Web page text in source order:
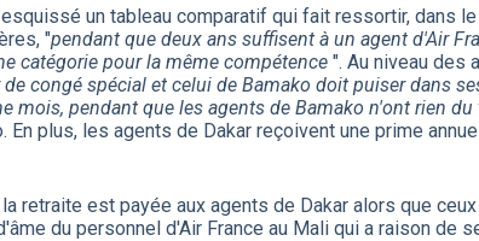
un tableau comparatif qui fait ressortir, dans
"pendant que deux ans suffisent à un agent d'Air
catégorie pour la même compétence ". Au niveau des
congé spécial et celui de Bamako doit puiser dans
mois, pendant que les agents de Bamako n'ont rien
En plus, les agents de Dakar reçoivent une prime
retraite est payée aux agents de Dakar alors que
du personnel d'Air France au Mali qui a raison de